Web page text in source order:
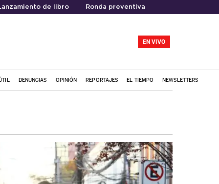
de libro Ronda preventiva
EN VIVO
DENUNCIAS OPINIÓN REPORTAJES EL TIEMPO NEWSLETTERS